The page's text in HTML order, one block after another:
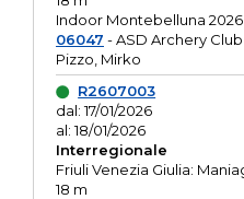
Indoor Montebelluna 2026
06047 - ASD Archery
Pizzo, Mirko
R2607003
dal: 17/01/2026
al: 18/01/2026
Interregionale
Friuli Venezia Giulia:
18 m